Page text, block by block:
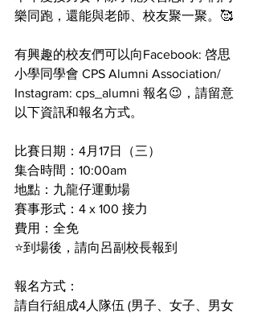
樂同跑，還能與老師、校友聚一聚。🥰
有興趣的校友們可以向Facebook: 啓思
小學同學會 CPS Alumni Association/
Instagram: cps_alumni 報名😉，請留意
以下資訊和報名方式。
比賽日期：4月17日（三）
集合時間：10:00am
地點：九龍仔運動場
賽事形式：4 x 100 接力
費用：全免
⭐️到場後，請向呂副校長報到
報名方式：
請自行組成4人隊伍 (男子、女子、男女